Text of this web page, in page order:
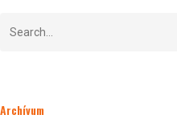
Archívum